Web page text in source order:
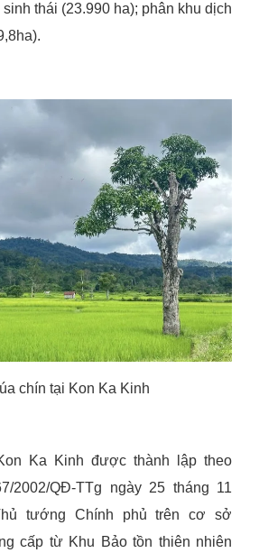
thái (23.990 ha); phân khu dịch
chín tại Kon Ka Kinh
Ka Kinh được thành lập theo
2002/QĐ-TTg ngày 25 tháng 11
tướng Chính phủ trên cơ sở
cấp từ Khu Bảo tồn thiên nhiên